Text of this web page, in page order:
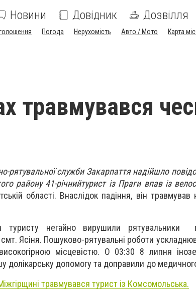
Новини Довідник Дозвілля
Погода Нерухомість Авто / Мото Карта
травмувався
рятувальної служби Закарпаття надійшло
району 41-річнийтурист із Праги впав із
області. Внаслідок падіння, він травмував
негайно вирушили рятувальники
смт. Ясіня. Пошуково-рятувальні роботи
місцевістю. О 03:30 8 липня
долікарську допомогу та доправили до
травмувався турист із Комсомольська.